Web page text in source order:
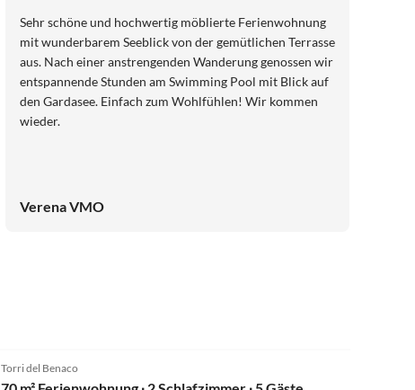
Sehr schöne und hochwertig möblierte Ferienwohnung
mit wunderbarem Seeblick von der gemütlichen Terrasse
aus. Nach einer anstrengenden Wanderung genossen wir
entspannende Stunden am Swimming Pool mit Blick auf
den Gardasee. Einfach zum Wohlfühlen! Wir kommen
wieder.
Verena VMO
Torri del Benaco